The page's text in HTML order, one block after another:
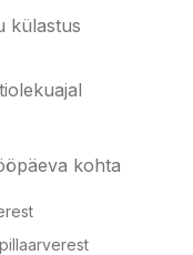
külastus
kohta